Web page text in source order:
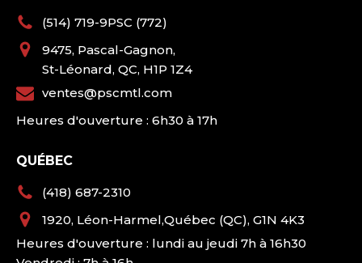
(514) 719-9PSC (772)
9475, Pascal-Gagnon,
St-Léonard, QC, H1P 1Z4
ventes@pscmtl.com
Heures d'ouverture : 6h30 à 17h
QUÉBEC
(418) 687-2310
1920, Léon-Harmel,Québec (QC), G1N 4K3
Heures d'ouverture : lundi au jeudi 7h à 16h30